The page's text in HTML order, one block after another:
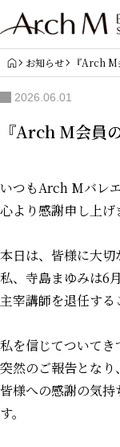
HOME
お知らせ 『Arch
2026.06.01
『Arch M会員
いつもArch Mバレ
心より感謝申し上げ
本日は、皆様に大切
私、寺島まゆみは6
主宰講師を退任する
私を信じてついて
突然のご報告となり
皆様への感謝の気
す。